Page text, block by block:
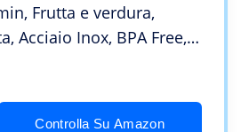
Frutta e verdura,
Acciaio Inox, BPA Free,
Controlla Su Amazon